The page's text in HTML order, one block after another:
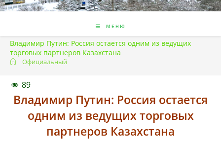
МЕНЮ
Владимир Путин: Россия остается одним из ведущих
торговых партнеров Казахстана
Официальный
89
Владимир Путин: Россия остается
одним из ведущих торговых
партнеров Казахстана